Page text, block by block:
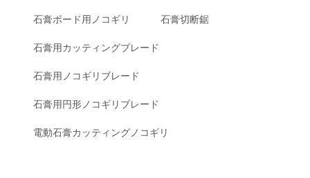
石膏ボード用ノコギリ 石膏切断鋸
石膏用カッティングブレード
石膏用ノコギリブレード
石膏用円形ノコギリブレード
電動石膏カッティングノコギリ